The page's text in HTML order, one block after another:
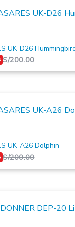
UK-D26
S/200.00
UK-A26 Dolphin
S/200.00